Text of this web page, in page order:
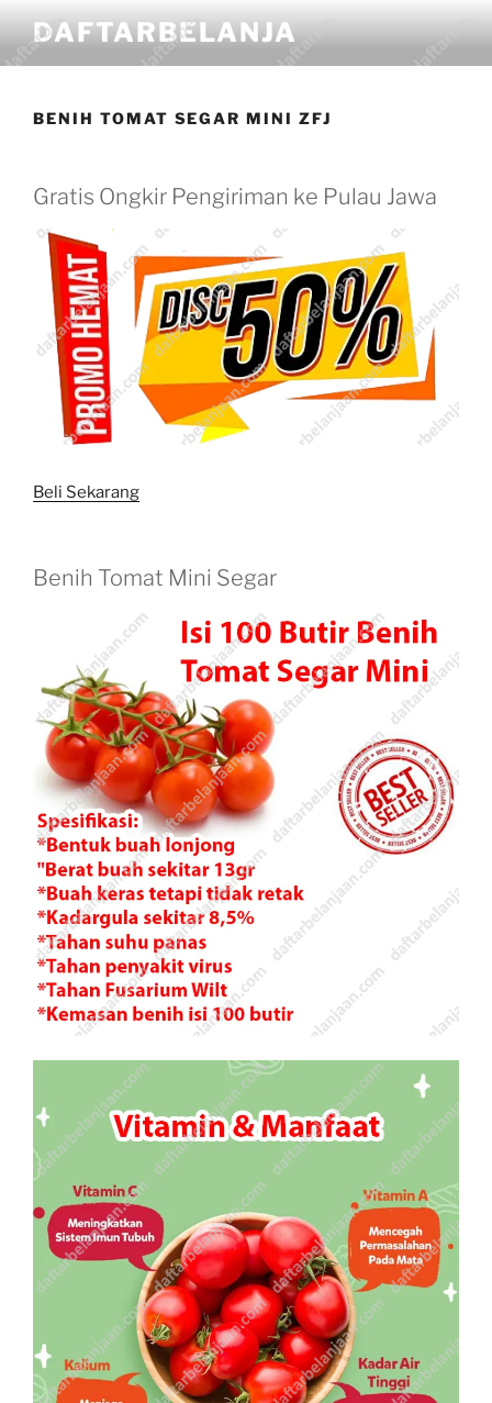
DAFTARBELANJA
BENIH TOMAT SEGAR MINI ZFJ
Gratis Ongkir Pengiriman ke Pulau Jawa
Beli Sekarang
Benih Tomat Mini Segar